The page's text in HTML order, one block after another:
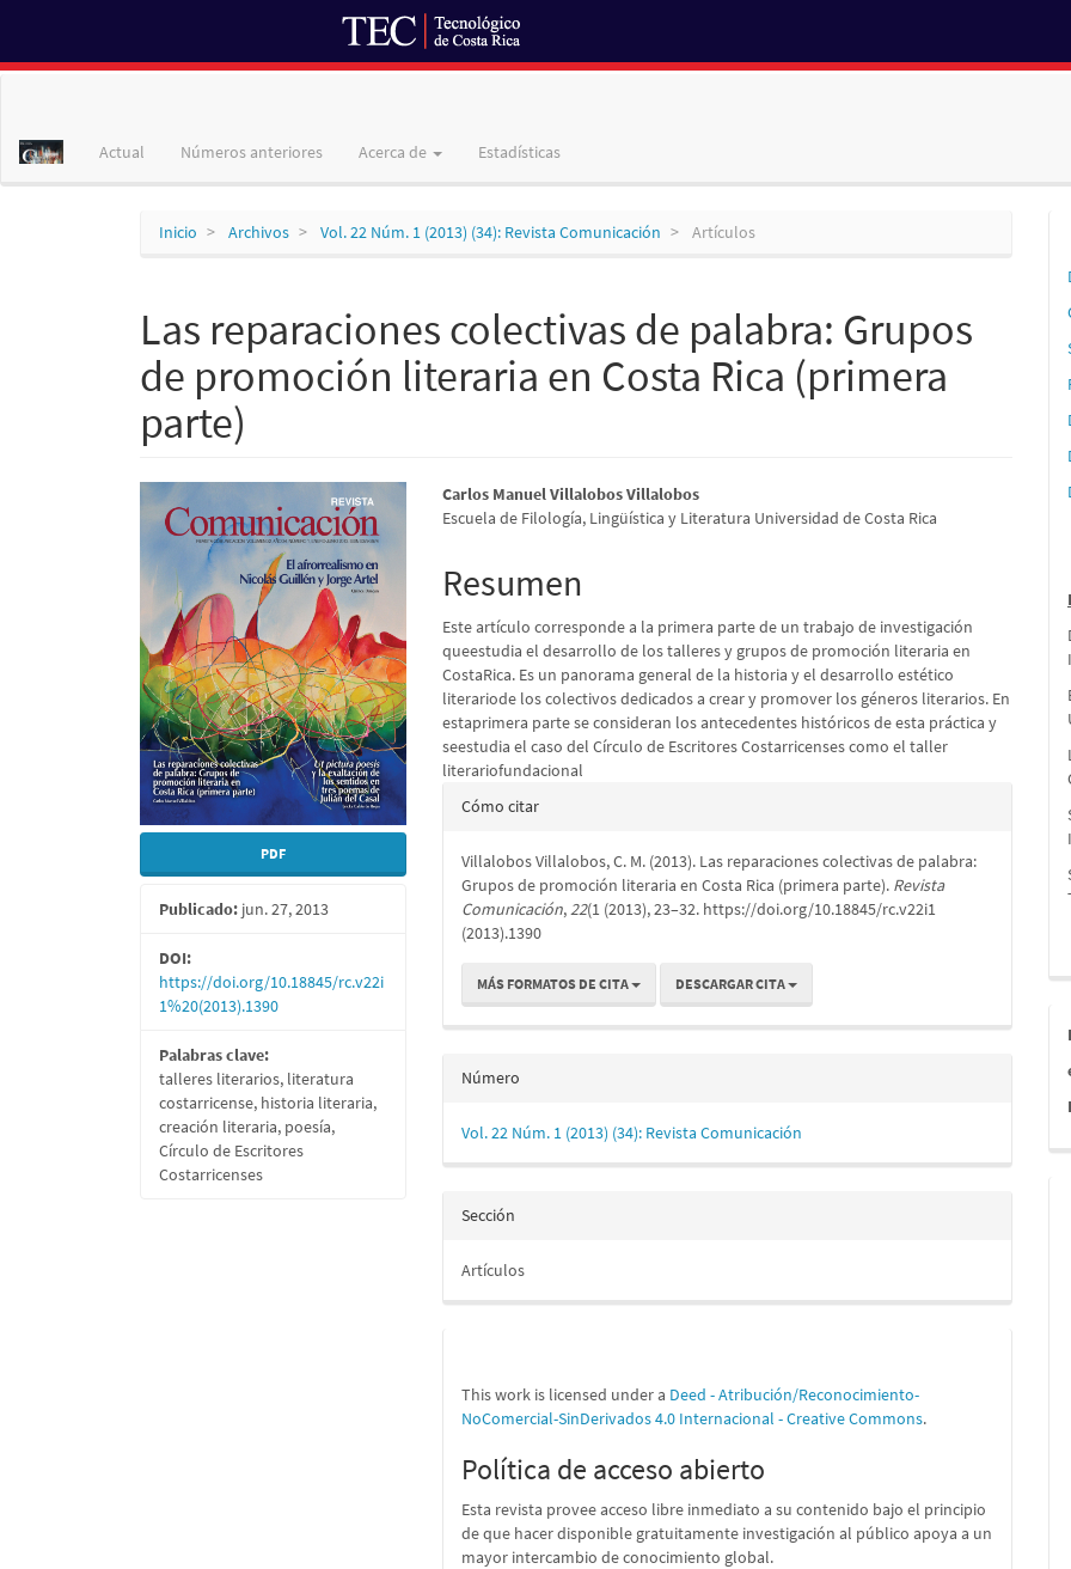
principalActual Números anteriores Acerca de Estadísticas
Inicio Archivos Vol. 22 Núm. 1 (2013) (34): Revista Comunicación Artículos
Las reparaciones colectivas de palabra: Grupos
de promoción literaria en Costa Rica (primera
parte)
Barra
lateral
del
artículo
PDF
Publicado: jun. 27, 2013
DOI:
https://doi.org/10.18845/rc.v22i
1%20(2013).1390
Palabras clave:
talleres literarios, literatura
costarricense, historia literaria,
creación literaria, poesía,
Círculo de Escritores
Costarricenses
Contenido
principal
del
artículo
Carlos Manuel Villalobos Villalobos
Escuela de Filología, Lingüística y Literatura Universidad de Costa Rica
Resumen
Este artículo corresponde a la primera parte de un trabajo de investigación
queestudia el desarrollo de los talleres y grupos de promoción literaria en
CostaRica. Es un panorama general de la historia y el desarrollo estético
literariode los colectivos dedicados a crear y promover los géneros literarios. En
estaprimera parte se consideran los antecedentes históricos de esta práctica y
seestudia el caso del Círculo de Escritores Costarricenses como el taller
literariofundacional
Detalles
artículo
Cómo citar
Villalobos Villalobos, C. M. (2013). Las reparaciones colectivas de palabra:
Grupos de promoción literaria en Costa Rica (primera parte). Revista
Comunicación,22(1 (2013), 23–32. https://doi.org/10.18845/rc.v22i1
(2013).1390
MÁS FORMATOS DE CITA DESCARGAR CITA
Número
Vol. 22 Núm. 1 (2013) (34): Revista Comunicación
Sección
Artículos
This work is licensed under a Deed - Atribución/Reconocimiento-
NoComercial-SinDerivados 4.0 Internacional - Creative Commons.
Política de acceso abierto
Esta revista provee acceso libre inmediato a su contenido bajo el principio
de que hacer disponible gratuitamente investigación al público apoya a un
mayor intercambio de conocimiento global.